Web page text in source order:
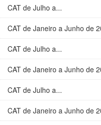
CAT de Julho a...
CAT de Janeiro a Junho de
CAT de Julho a...
CAT de Janeiro a Junho de
CAT de Julho a...
CAT de Janeiro a Junho de